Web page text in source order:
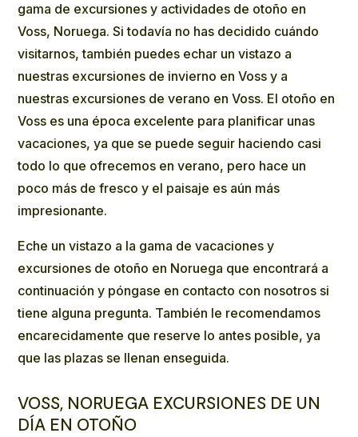
gama de excursiones y actividades de otoño en
Voss, Noruega. Si todavía no has decidido cuándo
visitarnos, también puedes echar un vistazo a
nuestras excursiones de invierno en Voss y a
nuestras excursiones de verano en Voss. El otoño en
Voss es una época excelente para planificar unas
vacaciones, ya que se puede seguir haciendo casi
todo lo que ofrecemos en verano, pero hace un
poco más de fresco y el paisaje es aún más
impresionante.
Eche un vistazo a la gama de vacaciones y
excursiones de otoño en Noruega que encontrará a
continuación y póngase en contacto con nosotros si
tiene alguna pregunta. También le recomendamos
encarecidamente que reserve lo antes posible, ya
que las plazas se llenan enseguida.
VOSS, NORUEGA EXCURSIONES DE UN
DÍA EN OTOÑO